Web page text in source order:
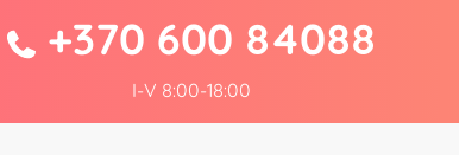
+370 600 84088
I-V 8:00-18:00